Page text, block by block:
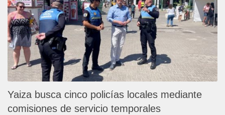
Yaiza busca cinco policías locales mediante
comisiones de servicio temporales